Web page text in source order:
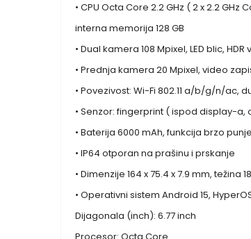
• CPU Octa Core 2.2 GHz ( 2 x 2.2
interna memorija 128 GB
• Dual kamera 108 Mpixel, LED blic,
• Prednja kamera 20 Mpixel, video
• Povezivost: Wi-Fi 802.11 a/b/g/n/ac,
• Senzor: fingerprint ( ispod display-
• Baterija 6000 mAh, funkcija brzo
• IP64 otporan na prašinu i prskanje
• Dimenzije 164 x 75.4 x 7.9 mm, težina
• Operativni sistem Android 15,
Dijagonala (inch): 6.77 inch